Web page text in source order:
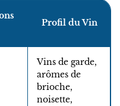
Profil du Vin
Vins de garde,
arômes de
brioche,
noisette,